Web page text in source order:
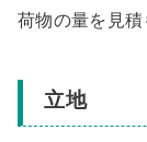
荷物の量を見積
立地